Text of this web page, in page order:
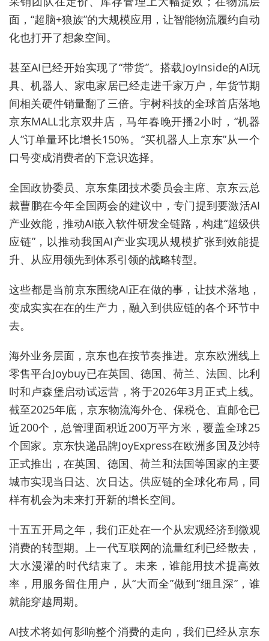
面 ，“超脑+狼族”的大规模应用， 让智能物流履约自动
化也打开了想象空间。
甚至AI已经开始实现了“带货”。搭载JoyInside的AI玩
具、机器人、家电家居已经走进千家万户 ，年货节期
间相关硬件销量翻了三倍。宇树科技的全球首店落地
京东MALL北京双井店，马年春晚开播2小时，“机器
人”订单量环比增长150%。“买机器人上京东”从一个
口号变成消费者的下意识选择。
全国政协委员、京东集团技术委员会主席、京东云总
裁曹鹏在今年全国两会的建议中，专门提到要激活AI
产业效能，推动AI嵌入软件研发全链路，构建“超级供
应链”，以推动我国AI产业实现从规模扩张到效能提
升、从应用领先到体系引领的战略转型。
这些都是当前京东围绕AI正在做的事 ，让技术落地，
变成实实在在的生产力 ，融入到供应链的各个环节中
去。
海外业务层面，京东也在按节奏推进。京东欧洲线上
零售平台Joybuy已在英国、德国、荷兰、法国、比利
时和卢森堡启动试运营，将于2026年3月正式上线。
截至2025年底，京东物流海外仓、保税仓、直邮仓已
近200个，总管理面积近200万平方米，覆盖全球25
个国家。京东快递品牌JoyExpress在欧洲多国及沙特
正式推出，在英国、德国、荷兰和法国等国家的主要
城市实现当日达、次日达。供应链的全球化布局， 同
样有机会为未来打开新的增长空间。
十五五开局之年，我们正处在一个从宏观经济到微观
消费的转型期。上一代互联网的流量红利已经散去 ，
大水漫灌的时代结束了。 未来， 谁能用技术提高效
率，用服务留住用户，从“大而全”做到“细且深”，谁
就能穿越周期。
AI技术将如何影响整个消费的走向，我们已经从京东